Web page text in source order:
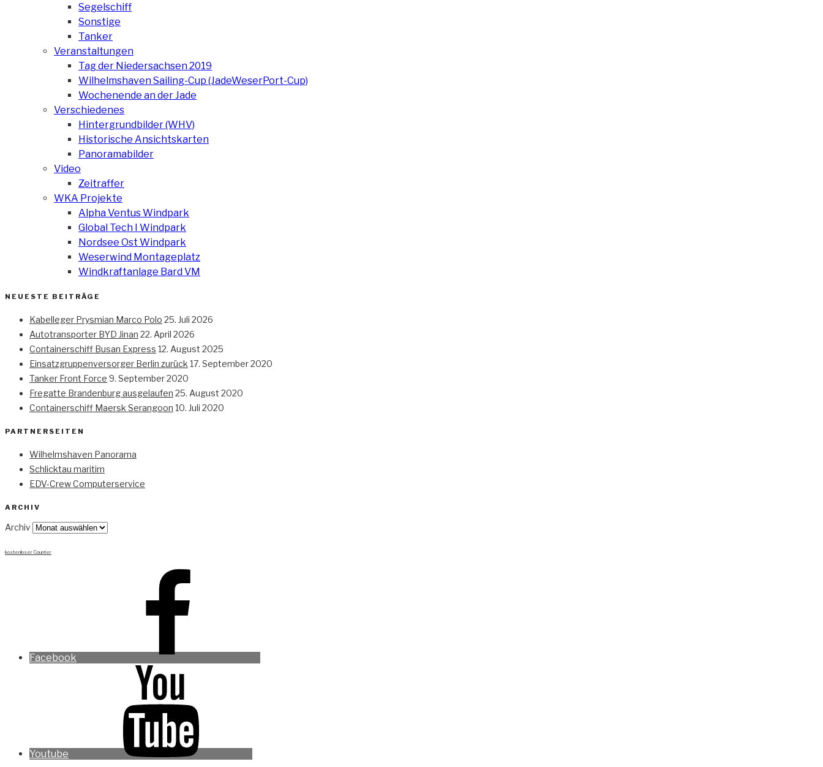
Segelschiff
Sonstige
Tanker
Veranstaltungen
Tag der Niedersachsen 2019
Wilhelmshaven Sailing-Cup (JadeWeserPort-Cup)
Wochenende an der Jade
Verschiedenes
Hintergrundbilder (WHV)
Historische Ansichtskarten
Panoramabilder
Video
Zeitraffer
WKA Projekte
Alpha Ventus Windpark
Global Tech I Windpark
Nordsee Ost Windpark
Weserwind Montageplatz
Windkraftanlage Bard VM
NEUESTE BEITRÄGE
Kabelleger Prysmian Marco Polo 25. Juli 2026
Autotransporter BYD Jinan 22. April 2026
Containerschiff Busan Express 12. August 2025
Einsatzgruppenversorger Berlin zurück 17. September 2020
Tanker Front Force 9. September 2020
Fregatte Brandenburg ausgelaufen 25. August 2020
Containerschiff Maersk Serangoon 10. Juli 2020
PARTNERSEITEN
Wilhelmshaven Panorama
Schlicktau maritim
EDV-Crew Computerservice
ARCHIV
Archiv
kostenloser Counter
Facebook
Youtube